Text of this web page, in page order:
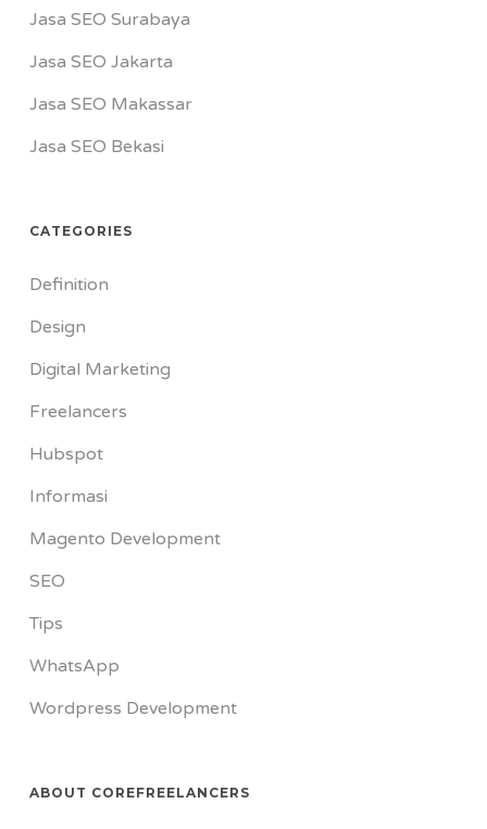
Jasa SEO Surabaya
Jasa SEO Jakarta
Jasa SEO Makassar
Jasa SEO Bekasi
CATEGORIES
Definition
Design
Digital Marketing
Freelancers
Hubspot
Informasi
Magento Development
SEO
Tips
WhatsApp
Wordpress Development
ABOUT COREFREELANCERS